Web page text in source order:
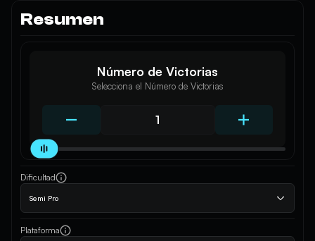
Resumen
Número de Victorias
Selecciona el Número de Victorias
Dificultad
Semi Pro
Plataforma